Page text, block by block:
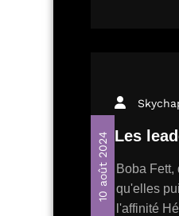
10 août 2024 Les
Boba
qu'elles
l'affinité